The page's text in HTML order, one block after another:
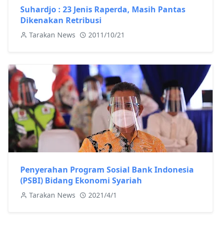
Suhardjo : 23 Jenis Raperda, Masih Pantas
Dikenakan Retribusi
Tarakan News 2011/10/21
Penyerahan Program Sosial Bank Indonesia
(PSBI) Bidang Ekonomi Syariah
Tarakan News 2021/4/1